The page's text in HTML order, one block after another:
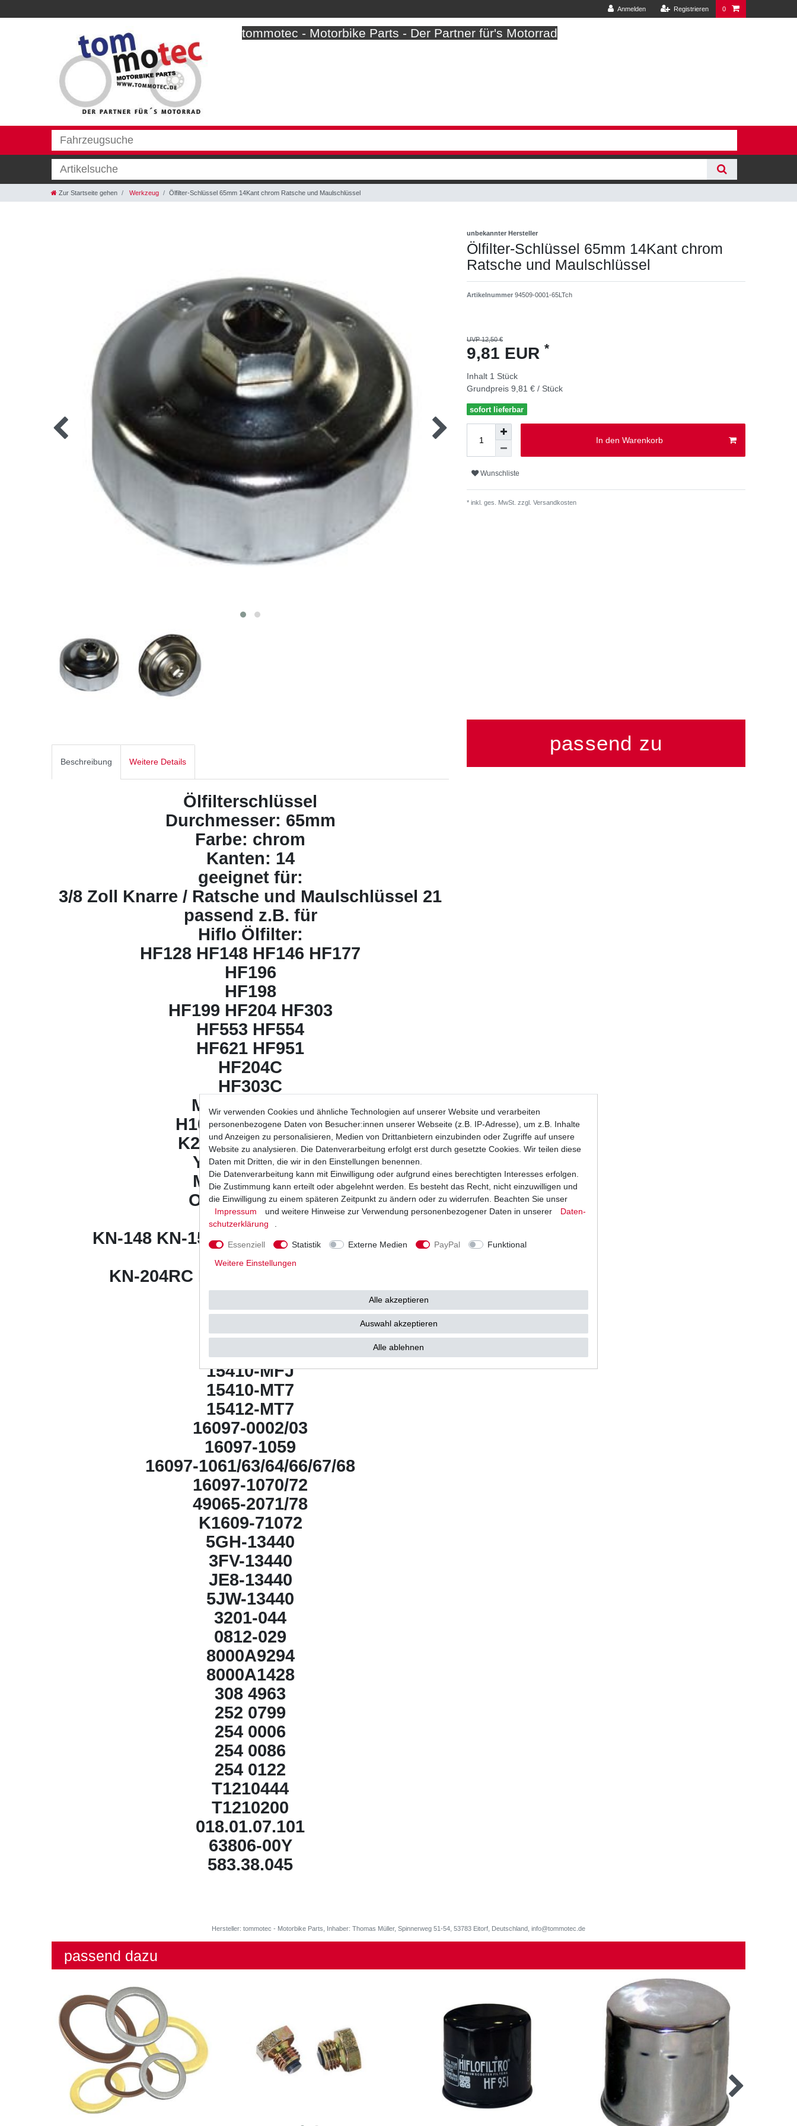
Anmelden Registrieren 0
tommotec - Motorbike Parts - Der Partner für's Motorrad
Zur Startseite gehen Werkzeug Ölfilter-Schlüssel 65mm 14Kant chrom Ratsche und Maulschlüssel
unbekannter Hersteller
Ölfilter-Schlüssel 65mm 14Kant chrom
Ratsche und Maulschlüssel
Artikelnummer 94509-0001-65LTch
UVP 12,50 €
9,81 EUR *
Inhalt 1 Stück
Grundpreis 9,81 € / Stück
sofort lieferbar
In den Warenkorb
Wunschliste
* inkl. ges. MwSt. zzgl. Versandkosten
Beschreibung Weitere Details
Ölfilterschlüssel
Durchmesser: 65mm
Farbe: chrom
Kanten: 14
geeignet für:
3/8 Zoll Knarre / Ratsche und Maulschlüssel 21
passend z.B. für
Hiflo Ölfilter:
HF128 HF148 HF146 HF177
HF196
​HF198
HF199 HF204 HF303
HF553 HF554
HF621 HF951
​HF204C
HF303C
Meiwa Ölfilter:
H1012 / 13 / 14 / 15
K2010 / 12 / 13 /14
​Y4007 / 08 / 13
Mahle Ölfilter:
OC 575 OC 224
K&N Ölfilter:
KN-148 KN-156 KN-177 KN-196 KN-198
KN-204
KN-204RC KN-303 KN-303C KN621
für OEM:
15410-MM5
​15410-MM9
​15410-MFJ
15410-MT7
15412-MT7
16097-0002/03
16097-1059
16097-1061/63/64/66/67/68
16097-1070/72
49065-2071/78
K1609-71072
​5GH-13440
​3FV-13440
​JE8-13440
5JW-13440
​3201-044
0812-029
8000A9294
​8000A1428
​308 4963
252 0799
254 0006
254 0086
254 0122
T1210444
T1210200
​018.01.07.101
63806-00Y
​583.38.045
passend zu
Hersteller: tommotec - Motorbike Parts, Inhaber: Thomas Müller, Spinnerweg 51-54, 53783 Eitorf, Deutschland, info@tommotec.de
passend dazu
Wir verwenden Cookies und ähnliche Technologien auf unserer Website und verarbeiten
personenbezogene Daten von Besucher:innen unserer Webseite (z.B. IP-Adresse), um z.B. Inhalte
und Anzeigen zu personalisieren, Medien von Drittanbietern einzubinden oder Zugriffe auf unsere
Website zu analysieren. Die Datenverarbeitung erfolgt erst durch gesetzte Cookies. Wir teilen diese
Daten mit Dritten, die wir in den Einstellungen benennen.
Die Datenverarbeitung kann mit Einwilligung oder aufgrund eines berechtigten Interesses erfolgen.
Die Zustimmung kann erteilt oder abgelehnt werden. Es besteht das Recht, nicht einzuwilligen und
die Einwilligung zu einem späteren Zeitpunkt zu ändern oder zu widerrufen. Beachten Sie unser
Impressum
und weitere Hinweise zur Verwendung personenbezogener Daten in unserer
Daten­
schutz­erklärung
Essenziell Statistik Externe Medien PayPal
Funktional
Weitere Einstellungen
Alle akzeptieren
Auswahl akzeptieren
Alle ablehnen